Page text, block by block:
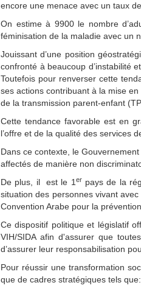
encore une menace avec un taux
On estime à 9900 le nombre
féminisation de la maladie avec un
Jouissant d’une position
confronté à beaucoup d’instabilité
Toutefois pour renverser cette
ses actions contribuant à la mise
de la transmission parent-enfant
Cette tendance favorable est en
l’offre et de la qualité des services
Dans ce contexte, le
affectés de manière non
De plus, il est le 1 erpays de la
situation des personnes vivant
Convention Arabe pour la
Ce dispositif politique et législatif
VIH/SIDA afin d'assurer que
d’assurer leur responsabilisation
Pour réussir une transformation
que de cadres stratégiques tels que: